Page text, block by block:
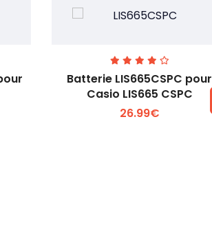
Voir plus +
Batterie LIS665CSPC pour
Casio LIS665 CSPC
26.99€